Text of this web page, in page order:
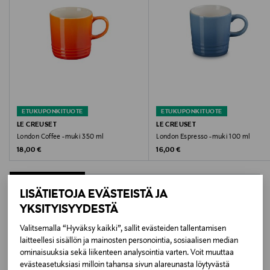
LISÄTIETOJA EVÄSTEISTÄ JA
YKSITYISYYDESTÄ
Valitsemalla “Hyväksy kaikki”, sallit evästeiden tallentamisen
laitteellesi sisällön ja mainosten personointia, sosiaalisen median
ominaisuuksia sekä liikenteen analysointia varten. Voit muuttaa
evästeasetuksiasi milloin tahansa sivun alareunasta löytyvästä
Hoito-ohjeet
Mukin voi pestä astianpesukoneessa.
Mikroaaltouunin,uunin ja pakastimen kestävä
CHAMBRAY
Koko
200 ML
Valmistusmaa
Valmistajan tuotenumero
ETUKUPONKITUOTE
LE CREUSET
London Coffee -muki 350 ml
Original Price
18,00 €
ETUKUPONKITUOTE
LE CREUSET
London Espresso -muki 100 ml
Original Price
16,00 €
LISÄÄ KIINNOSTAVIA
TUOTTEITA